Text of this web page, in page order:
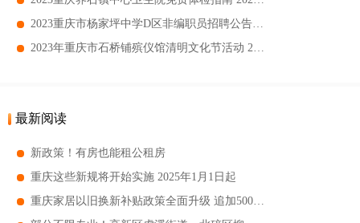
2023重庆市杨家坪中学D区非编职员招聘公告 招聘岗位及要求一览
2023年重庆市石桥铺殡仪馆清明文化节活动 2023年重庆市石桥铺殡仪馆清明文化节有哪些活动
最新阅读
新政策！有房也能租公租房
重庆这些新规将开始实施 2025年1月1日起
重庆家居以旧换新补贴政策全面升级 追加5000万元 新增33小类产品